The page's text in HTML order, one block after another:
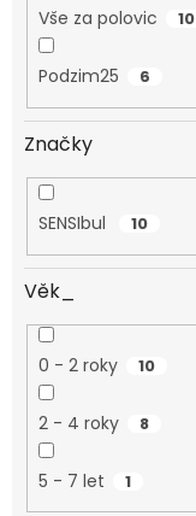
Vše za polovic 10
Podzim25 6
Značky
SENSIbul 10
Věk_
0 - 2 roky 10
2 - 4 roky 8
5 - 7 let 1